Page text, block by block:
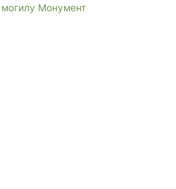
могилу Монумент